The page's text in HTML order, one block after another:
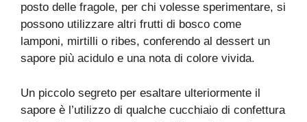
posto delle fragole, per chi volesse sperimentare, si
possono utilizzare altri frutti di bosco come
lamponi, mirtilli o ribes, conferendo al dessert un
sapore più acidulo e una nota di colore vivida.
Un piccolo segreto per esaltare ulteriormente il
sapore è l’utilizzo di qualche cucchiaio di confettura